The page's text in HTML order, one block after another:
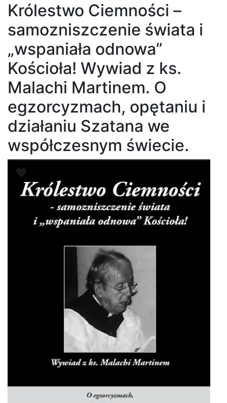
Królestwo Ciemności –
samozniszczenie świata i
„wspaniała odnowa”
Kościoła! Wywiad z ks.
Malachi Martinem. O
egzorcyzmach, opętaniu i
działaniu Szatana we
współczesnym świecie.